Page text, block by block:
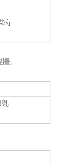
」
」
」